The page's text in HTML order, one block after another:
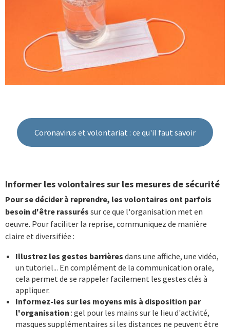
Coronavirus et volontariat : ce qu'il faut savoir
Informer les volontaires sur les mesures de sécurité
Pour se décider à reprendre, les volontaires ont parfois
besoin d'être rassurés sur ce que l'organisation met en
oeuvre. Pour faciliter la reprise, communiquez de manière
claire et diversifiée :
Illustrez les gestes barrières dans une affiche, une vidéo,
un tutoriel... En complément de la communication orale,
cela permet de se rappeler facilement les gestes clés à
appliquer.
Informez-les sur les moyens mis à disposition par
l'organisation : gel pour les mains sur le lieu d'activité,
masques supplémentaires si les distances ne peuvent être